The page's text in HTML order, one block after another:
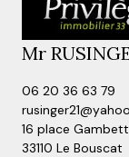
Mr
06 20 36 63 79
16 place
33110 Le Bouscat